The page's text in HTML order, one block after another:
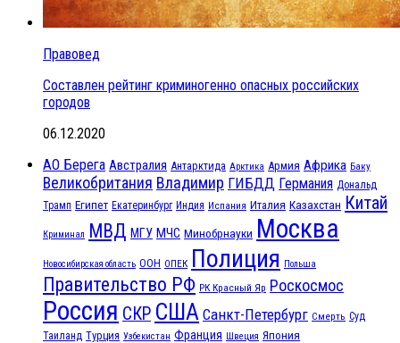
Правовед
Составлен рейтинг криминогенно опасных российских
городов
06.12.2020
АО Берега Австралия Антарктида Арктика Армия Африка Баку
Великобритания Владимир ГИБДД Германия Дональд
Трамп Египет Екатеринбург Индия Испания Италия Казахстан Китай
Криминал МВД МГУ МЧС Минобрнауки Москва
Новосибирская область ООН ОПЕК Полиция Польша
Правительство РФ РК Красный Яр Роскосмос
Россия СКР США Санкт-Петербург Смерть Суд
Таиланд Турция Узбекистан Франция Швеция Япония